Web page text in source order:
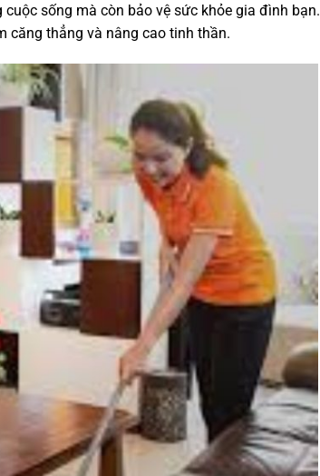
sống mà còn bảo vệ sức khỏe gia đình bạn.
căng thẳng và nâng cao tinh thần.